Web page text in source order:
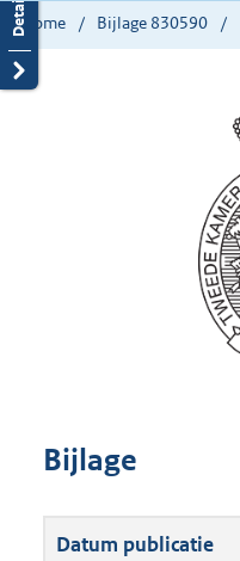
Home Bijlage 830590
Bijlage